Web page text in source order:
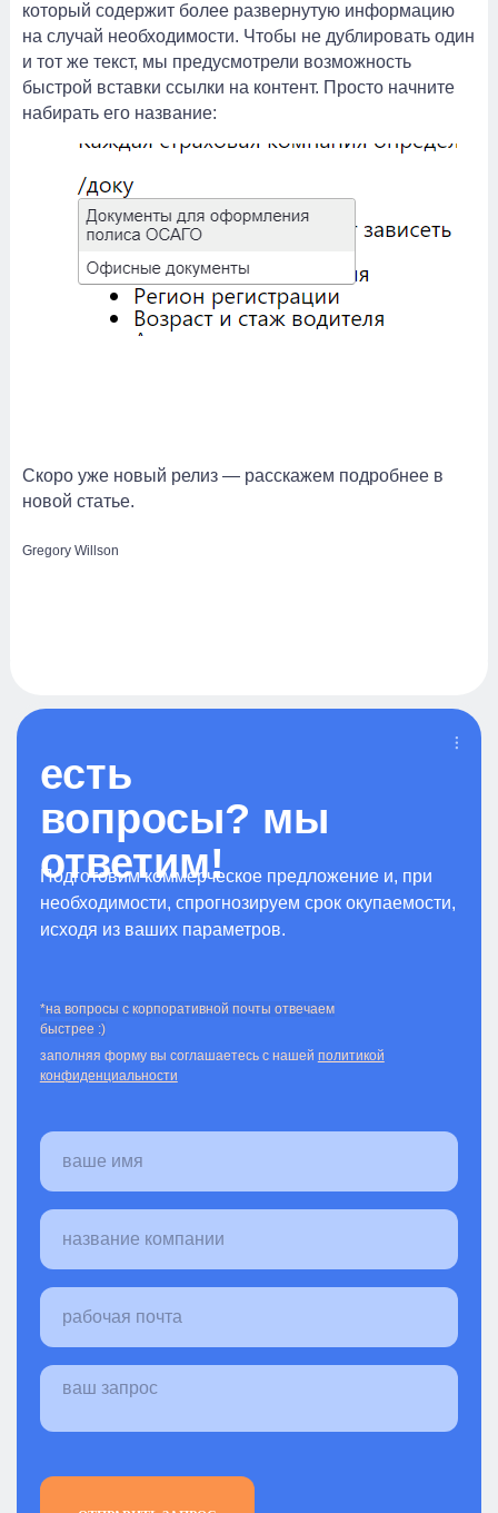
который содержит более развернутую информацию
на случай необходимости. Чтобы не дублировать один
и тот же текст, мы предусмотрели возможность
быстрой вставки ссылки на контент. Просто начните
набирать его название:
Скоро уже новый релиз — расскажем подробнее в
новой статье.
Gregory Willson
Подготовим коммерческое предложение и, при
необходимости, спрогнозируем срок окупаемости,
исходя из ваших параметров.
есть
вопросы? мы
ответим!
заполняя форму вы соглашаетесь с нашей политикой
конфиденциальности
*на вопросы с корпоративной почты отвечаем
быстрее :)